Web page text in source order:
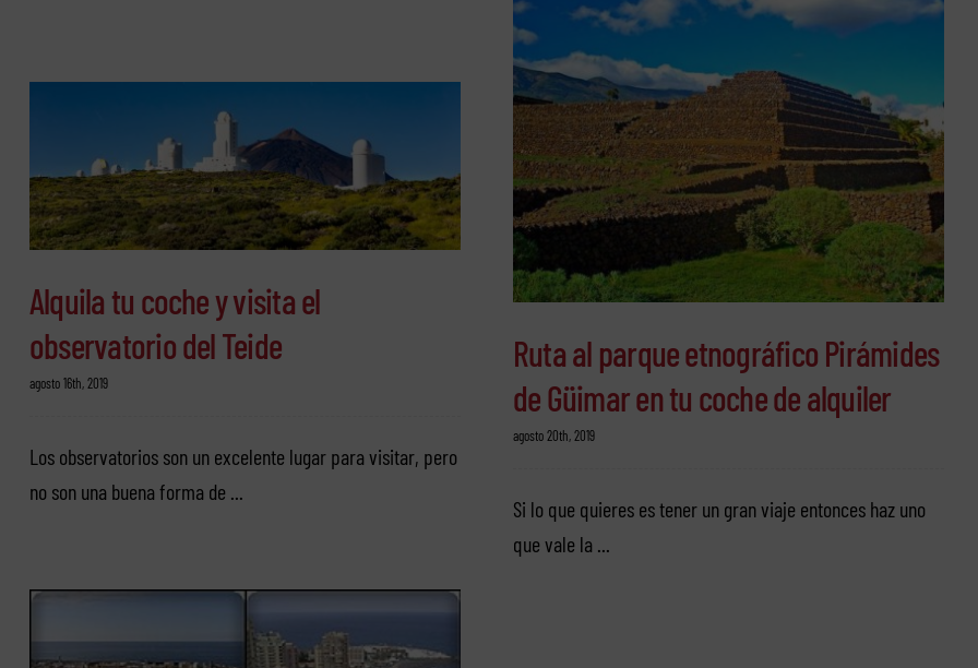
Ruta al parque etnográfico Pirámides
de Güimar en tu coche de alquiler
agosto 20th, 2019
Si lo que quieres es tener un gran viaje entonces haz uno
que vale la ...
Alquila tu coche y visita el
observatorio del Teide
agosto 16th, 2019
Los observatorios son un excelente lugar para visitar, pero
no son una buena forma de ...